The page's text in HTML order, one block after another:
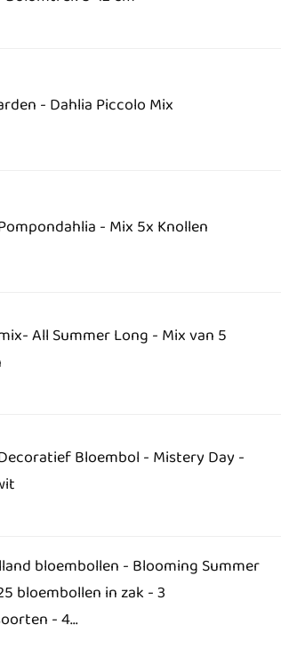
- Dahlia Piccolo Mix
- Mix 5x Knollen
All Summer Long - Mix van 5
Bloembol - Mistery Day -
bloembollen - Blooming Summer
bloembollen in zak - 3
- 4...